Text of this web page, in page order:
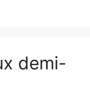
demi-